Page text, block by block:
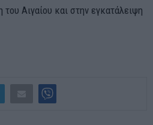
Αιγαίου και στην εγκατάλειψη